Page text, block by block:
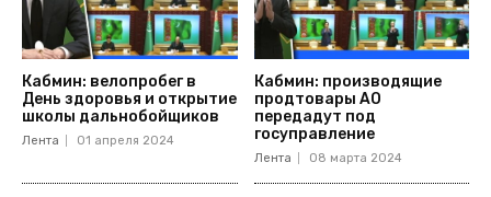
Кабмин: велопробег в
День здоровья и открытие
школы дальнобойщиков
Лента 01 апреля 2024
Кабмин: производящие
продтовары АО
передадут под
госуправление
Лента 08 марта 2024